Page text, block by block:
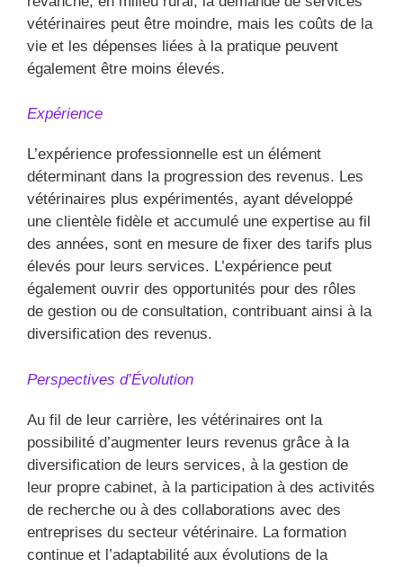
vétérinaires peut être moindre, mais les coûts de la
vie et les dépenses liées à la pratique peuvent
également être moins élevés.
Expérience
L’expérience professionnelle est un élément
déterminant dans la progression des revenus. Les
vétérinaires plus expérimentés, ayant développé
une clientèle fidèle et accumulé une expertise au fil
des années, sont en mesure de fixer des tarifs plus
élevés pour leurs services. L’expérience peut
également ouvrir des opportunités pour des rôles
de gestion ou de consultation, contribuant ainsi à la
diversification des revenus.
Perspectives d’Évolution
Au fil de leur carrière, les vétérinaires ont la
possibilité d’augmenter leurs revenus grâce à la
diversification de leurs services, à la gestion de
leur propre cabinet, à la participation à des activités
de recherche ou à des collaborations avec des
entreprises du secteur vétérinaire. La formation
continue et l’adaptabilité aux évolutions de la